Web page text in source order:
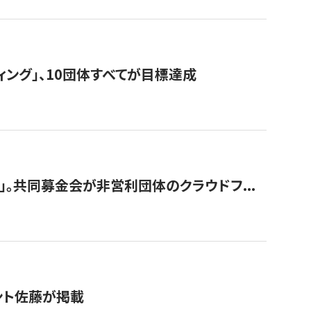
グ」、10団体すべてが目標達成
。共同募金会が非営利団体のクラウドフ...
佐藤が掲載